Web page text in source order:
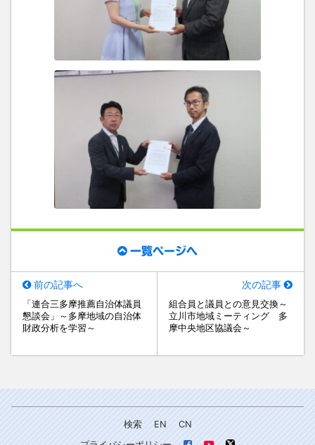
一覧ページへ
前の記事へ
「連合三多摩推薦自治体議員
懇談会」～多摩地域の自治体
財政分析を学習～
次の記事
組合員と議員との意見交換～
立川市地域ミーティング 多
摩中央地区協議会～
検索 EN
CN